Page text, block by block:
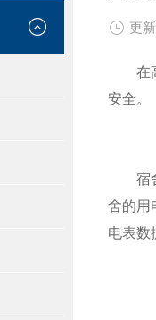
更
在高
安全。
宿舍
舍的用
电表数